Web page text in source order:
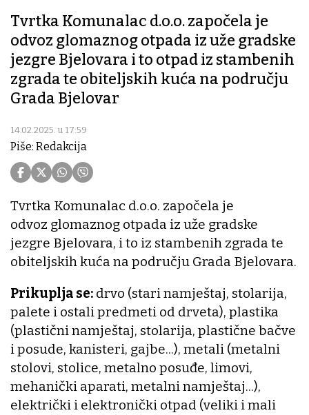
Tvrtka Komunalac d.o.o. započela je
odvoz glomaznog otpada iz uže gradske
jezgre Bjelovara i to otpad iz stambenih
zgrada te obiteljskih kuća na području
Grada Bjelovar
14.02.2025. u 17:59
Piše: Redakcija
Tvrtka Komunalac d.o.o. započela je
odvoz glomaznog otpada iz uže gradske
jezgre Bjelovara, i to iz stambenih zgrada te
obiteljskih kuća na području Grada Bjelovara.
Prikuplja se: drvo (stari namještaj, stolarija,
palete i ostali predmeti od drveta), plastika
(plastični namještaj, stolarija, plastične bačve
i posude, kanisteri, gajbe...), metali (metalni
stolovi, stolice, metalno posuđe, limovi,
mehanički aparati, metalni namještaj...),
električki i elektronički otpad (veliki i mali